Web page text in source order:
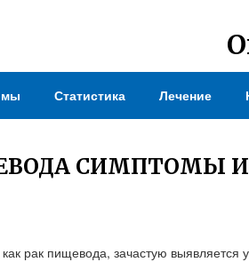
Статистика Лечение
СИМПТОМЫ
рак пищевода, зачастую выявляется